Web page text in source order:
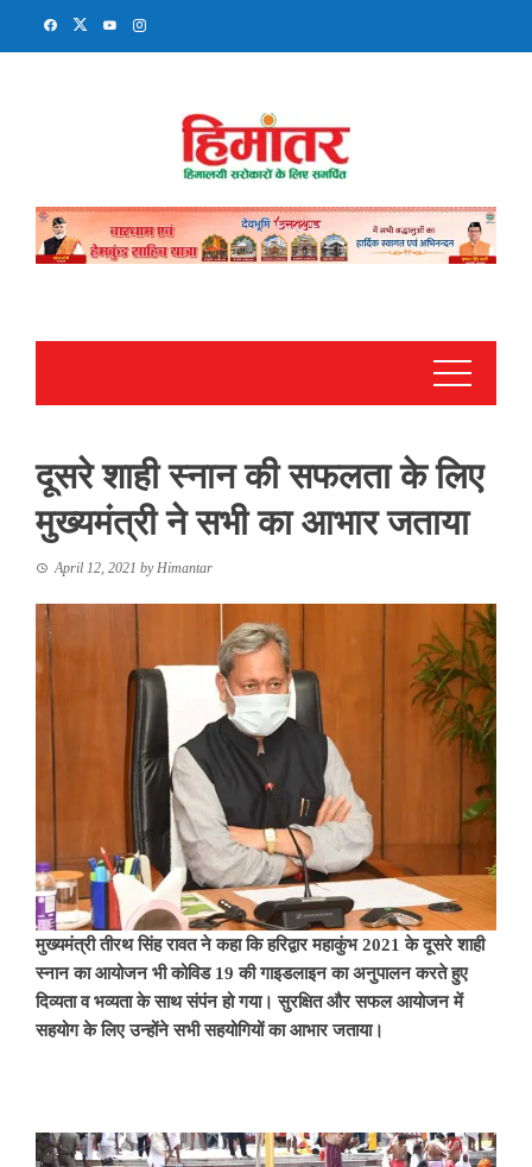
दूसरे शाही स्नान की सफलता के लिए
मुख्यमंत्री ने सभी का आभार जताया
April 12, 2021 byHimantar
मुख्यमंत्री तीरथ सिंह रावत ने कहा कि हरिद्वार महाकुंभ 2021 के दूसरे शाही
स्नान का आयोजन भी कोविड 19 की गाइडलाइन का अनुपालन करते हुए
दिव्यता व भव्यता के साथ संपंन हो गया। सुरक्षित और सफल आयोजन में
सहयोग के लिए उन्होंने सभी सहयोगियों का आभार जताया।